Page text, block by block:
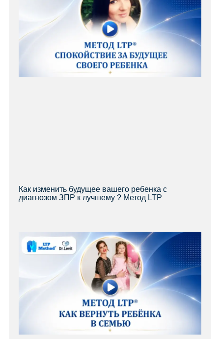
Как изменить будущее вашего ребенка с
диагнозом ЗПР к лучшему ? Метод LTP